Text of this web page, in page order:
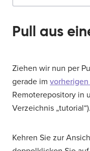
Pull aus
Ziehen wir nun per
gerade im
Remoterepository in
Verzeichnis „tutorial“).
Kehren Sie zur